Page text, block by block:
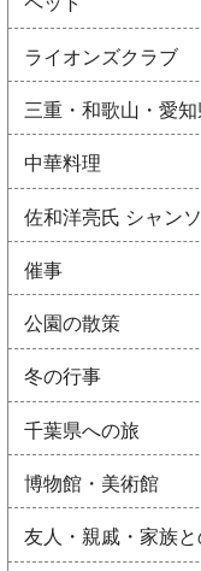
ライオンズクラブ
三重・和歌山・愛
中華料理
佐和洋亮氏 シャン
催事
公園の散策
冬の行事
千葉県への旅
博物館・美術館
友人・親戚・家族